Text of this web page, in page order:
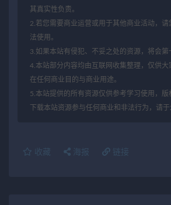
其真实性负责。
2.若您需要商业运营或用于其他商业活动，请
法使用。
3.如果本站有侵犯、不妥之处的资源，将会第
4.本站部分内容均由互联网收集整理，仅供大
在任何商业目的与商业用途。
5.本站提供的所有资源仅供参考学习使用，版
下载本站资源参与任何商业和非法行为，请
收藏 海报 链接